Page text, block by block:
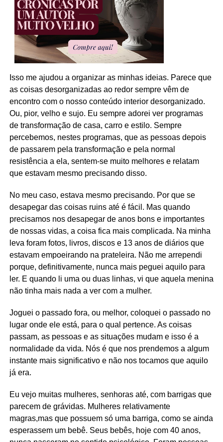
Isso me ajudou a organizar as minhas ideias. Parece que
as coisas desorganizadas ao redor sempre vêm de
encontro com o nosso conteúdo interior desorganizado.
Ou, pior, velho e sujo. Eu sempre adorei ver programas
de transformação de casa, carro e estilo. Sempre
percebemos, nestes programas, que as pessoas depois
de passarem pela transformação e pela normal
resistência a ela, sentem-se muito melhores e relatam
que estavam mesmo precisando disso.
No meu caso, estava mesmo precisando. Por que se
desapegar das coisas ruins até é fácil. Mas quando
precisamos nos desapegar de anos bons e importantes
de nossas vidas, a coisa fica mais complicada. Na minha
leva foram fotos, livros, discos e 13 anos de diários que
estavam empoeirando na prateleira. Não me arrependi
porque, definitivamente, nunca mais peguei aquilo para
ler. E quando li uma ou duas linhas, vi que aquela menina
não tinha mais nada a ver com a mulher.
Joguei o passado fora, ou melhor, coloquei o passado no
lugar onde ele está, para o qual pertence. As coisas
passam, as pessoas e as situações mudam e isso é a
normalidade da vida. Nós é que nos prendemos a algum
instante mais significativo e não nos tocamos que aquilo
já era.
Eu vejo muitas mulheres, senhoras até, com barrigas que
parecem de grávidas. Mulheres relativamente
magras,mas que possuem só uma barriga, como se ainda
esperassem um bebê. Seus bebês, hoje com 40 anos,